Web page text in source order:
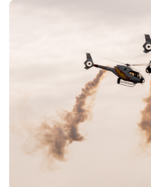
Carniceria y granja
Casa Berta
Clima Castelar
CONSERVAS